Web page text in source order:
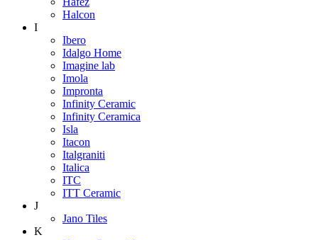
Halcon
I
Ibero
Idalgo Home
Imagine lab
Imola
Impronta
Infinity Ceramic
Infinity Ceramica
Isla
Itacon
Italgraniti
Italica
ITC
ITT Ceramic
J
Jano Tiles
K